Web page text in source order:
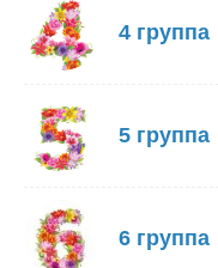
4 группа
5 группа
6 группа